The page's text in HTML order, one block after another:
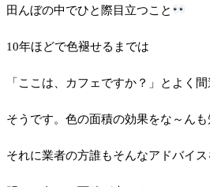
田んぼの中でひと際目立つこと
10年ほどで色褪せるまでは
「ここは、カフェですか？」とよく
そうです。色の面積の効果をな～んも
それに業者の方誰もそんなアドバイ